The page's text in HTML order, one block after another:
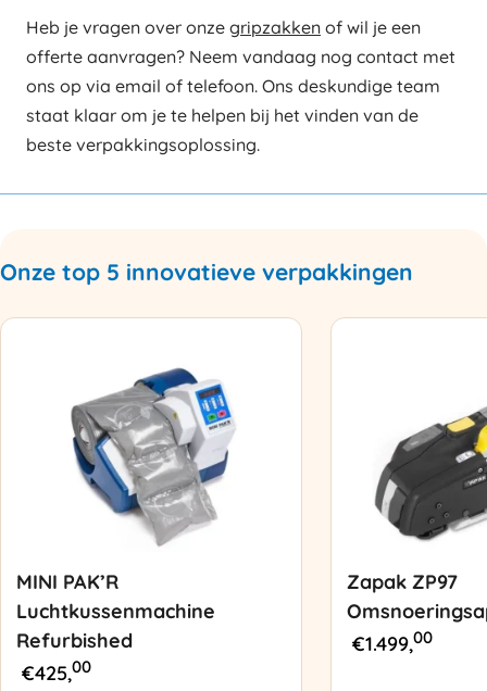
Heb je vragen over onze gripzakken of wil je een
offerte aanvragen? Neem vandaag nog contact met
ons op via email of telefoon. Ons deskundige team
staat klaar om je te helpen bij het vinden van de
beste verpakkingsoplossing.
Onze top 5 innovatieve verpakkingen
MINI PAK’R
Luchtkussenmachine
Refurbished
€425,00
Zapak ZP97
€1.499,00